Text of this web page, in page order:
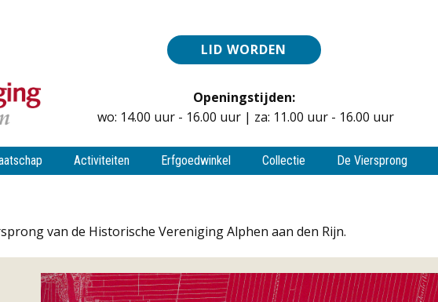
LID WORDEN
Openingstijden:
wo: 14.00 uur - 16.00 uur | za: 11.00 uur - 16.00 uur
Activiteiten Erfgoedwinkel Collectie De Viersprong
van de Historische Vereniging Alphen aan den Rijn.